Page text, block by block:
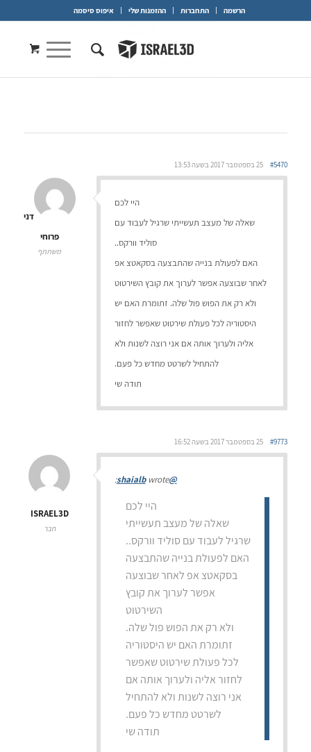
הרשמה התחברות ההזמנות שלי איפוס סיסמה
25 בספטמבר 2017 בשעה 13:53 #5470
דני
פרוחי
משתתף
היי לכם
שאלה של מעצב תעשייתי שרגיל לעבוד עם
סוליד וורקס..
האם לפעולת בנייה שהתבצעה בסקאטצ אפ
לאחר שבוצעה אפשר לערוך את קובץ השירטוט
ולא רק את הפוש פול שלה. זתומרת האם יש
היסטוריה לכל פעולת שירטוט שאפשר לחזור
אליה ולערוך אותה אם אני רוצה לשנות ולא
להתחיל לשרטט מחדש כל פעם.
תודה שי
25 בספטמבר 2017 בשעה 16:52 #9773
ISRAEL3D
חבר
@shaialb
wrote:
היי לכם
שאלה של מעצב תעשייתי
שרגיל לעבוד עם סוליד וורקס..
האם לפעולת בנייה שהתבצעה
בסקאטצ אפ לאחר שבוצעה
אפשר לערוך את קובץ
השירטוט
ולא רק את הפוש פול שלה.
זתומרת האם יש היסטוריה
לכל פעולת שירטוט שאפשר
לחזור אליה ולערוך אותה אם
אני רוצה לשנות ולא להתחיל
לשרטט מחדש כל פעם.
תודה שי